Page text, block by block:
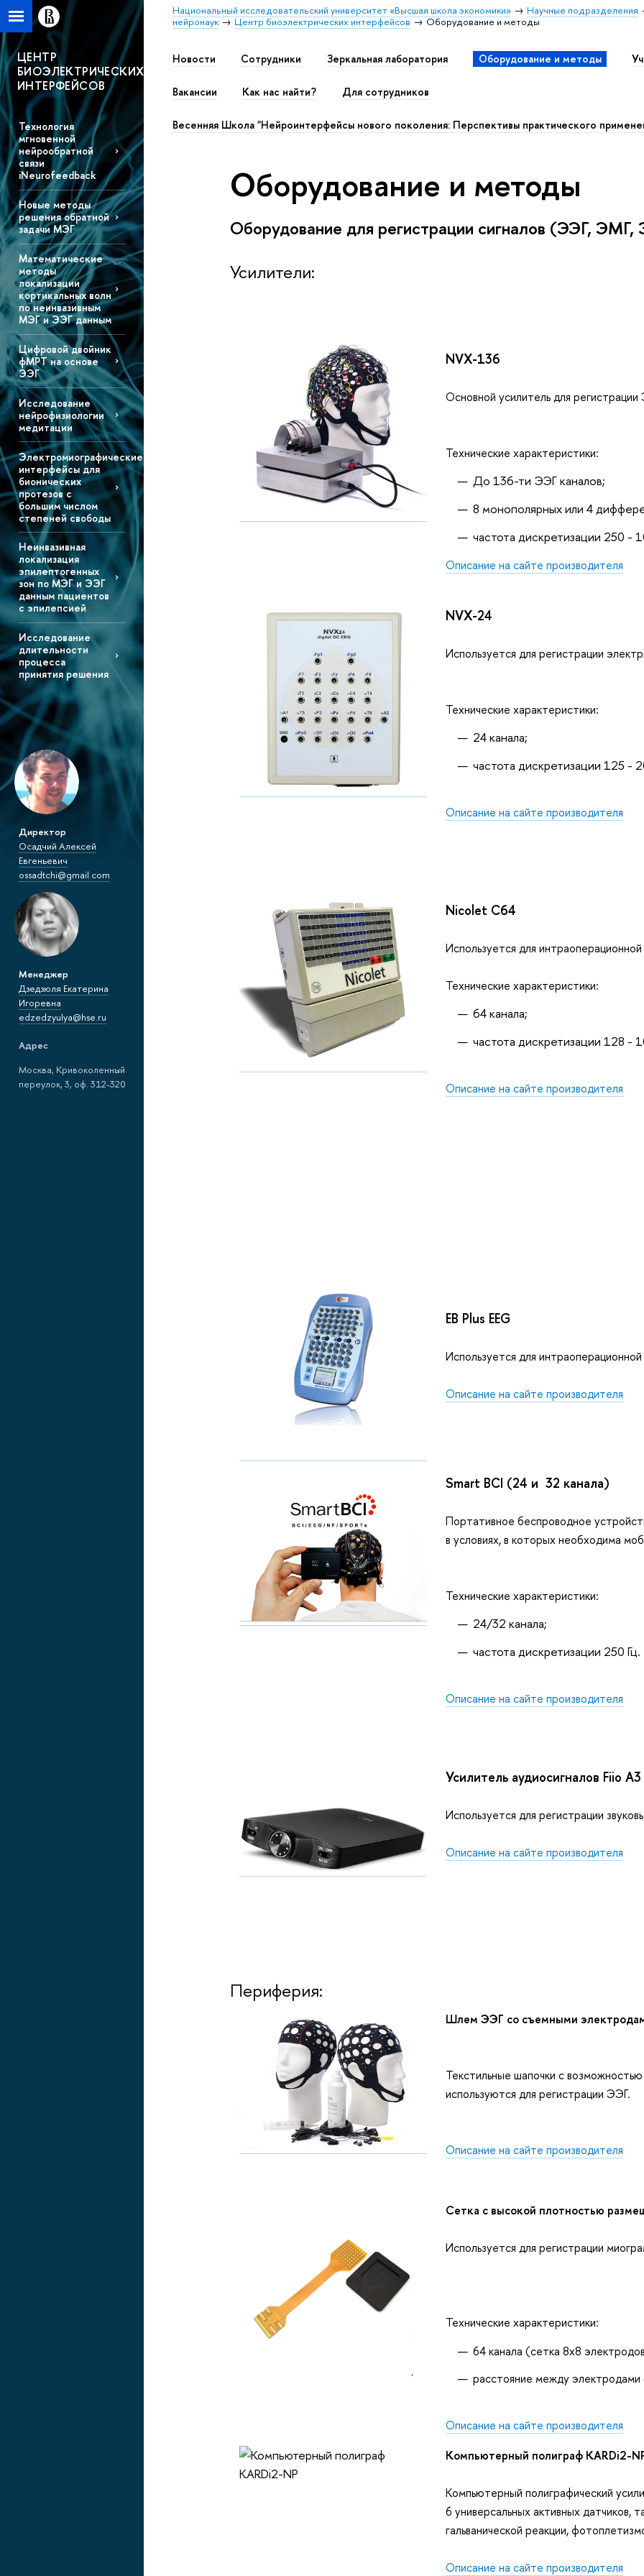
Национальный исследовательский университет «Высшая школа экономики» Научные подразделения
нейронаук
Центр биоэлектрических интерфейсов Оборудование и методы
ЦЕНТР
БИОЭЛЕКТРИЧЕСКИХ
ИНТЕРФЕЙСОВ
Технология
мгновенной
нейрообратной
связи
iNeurofeedback
Новые методы
решения обратной
задачи МЭГ
Математические
методы
локализации
кортикальных волн
по неинвазивным
МЭГ и ЭЭГ данным
Цифровой двойник
фМРТ на основе
ЭЭГ
Исследование
нейрофизиологии
медитации
Электромиографические
интерфейсы для
бионических
протезов с
большим числом
степеней свободы
Неинвазивная
локализация
эпилептогенных
зон по МЭГ и ЭЭГ
данным пациентов
с эпилепсией
Исследование
длительности
процесса
принятия решения
Директор
Осадчий Алексей
Евгеньевич
ossadtchi@gmail.com
Менеджер
Дзедзюля Екатерина
Игоревна
edzedzyulya@hse.ru
Адрес
Москва, Кривоколенный
переулок, 3, оф. 312-320
Новости Сотрудники Зеркальная лаборатория Оборудование и методы
Вакансии Как наc найти? Для сотрудников
Весенняя Школа "Нейроинтерфейсы нового поколения: Перспективы практического
Оборудование и методы
Оборудование для регистрации сигналов (ЭЭГ,
Усилители:
NVX-136
Основной усилитель для регистрации
Технические характеристики:
До 136-ти ЭЭГ каналов;
8 монополярных или 4
частота дискретизации 250 -
Описание на сайте производителя
NVX-24
Используется для регистрации
Технические характеристики:
24 канала;
частота дискретизации 125 -
Описание на сайте производителя
Nicolet C64
Используется для
Технические характеристики:
64 канала;
частота дискретизации 128 -
Описание на сайте производителя
EB Plus EEG
Используется для
Описание на сайте производителя
Smart BCI (24 и 32 канала)
Портативное беспроводное
в условиях, в которых необходима
Технические характеристики:
24/32 канала;
частота дискретизации 250 Гц.
Описание на сайте производителя
Усилитель аудиосигналов Fiio A3
Используется для регистрации
Описание на сайте производителя
Периферия:
Шлем ЭЭГ со съемными
Текстильные шапочки с
используются для регистрации ЭЭГ.
Описание на сайте производителя
Cетка с высокой плотностью
Используется для регистрации
Технические характеристики:
64 канала (сетка 8х8
расстояние между
Описание на сайте производителя
Компьютерный полиграф KARDi2-
Компьютерный полиграфический
6 универсальных активных датчиков,
гальванической реакции,
Описание на сайте производителя